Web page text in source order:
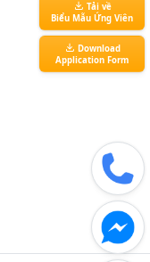
Tải về
Biểu Mẫu Ứng Viên
Download
Application Form